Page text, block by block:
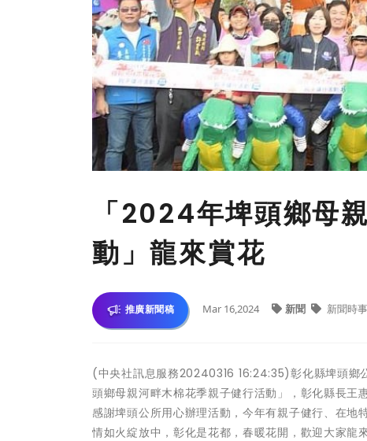
「2024年埤頭鄉母
動」龍來賞花
推廣新聞稿 Mar 16,2024 新聞 新聞時事
(中央社訊息服務20240316 16:24:35)彰化縣埤頭鄉
頭鄉母親河畔木棉花季親子健行活動」，彰化縣長
感謝埤頭公所用心辦理活動，今年有親子健行、在
情如火綻放中，彰化是花都，春暖花開，歡迎大家龍